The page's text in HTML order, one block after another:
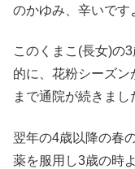
のかゆみ、辛いです
このくまこ(長女)の
的に、花粉シーズ
まで通院が続きまし
翌年の4歳以降の春
薬を服用し3歳の時